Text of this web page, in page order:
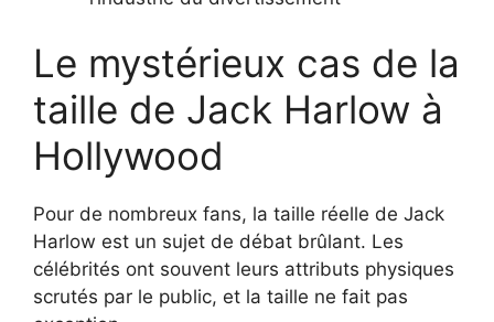
Le mystérieux cas de la
taille de Jack Harlow à
Hollywood
Pour de nombreux fans, la taille réelle de Jack
Harlow est un sujet de débat brûlant. Les
célébrités ont souvent leurs attributs physiques
scrutés par le public, et la taille ne fait pas